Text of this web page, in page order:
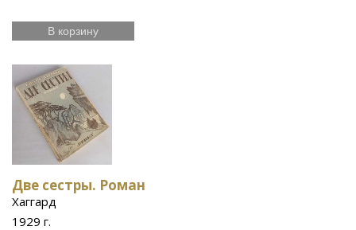
В корзину
Две сестры. Роман
Хаггард
1929 г.